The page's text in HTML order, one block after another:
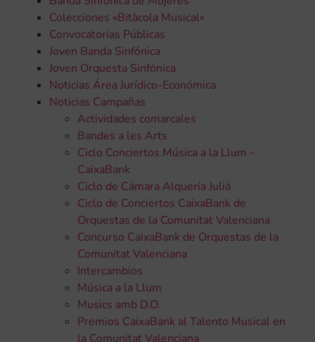
Colecciones «Bitàcola Musical»
Convocatorias Públicas
Joven Banda Sinfónica
Joven Orquesta Sinfónica
Noticias Área Jurídico-Económica
Noticias Campañas
Actividades comarcales
Bandes a les Arts
Ciclo Conciertos Música a la Llum –
CaixaBank
Ciclo de Cámara Alquería Julià
Ciclo de Conciertos CaixaBank de
Orquestas de la Comunitat Valenciana
Concurso CaixaBank de Orquestas de la
Comunitat Valenciana
Intercambios
Música a la Llum
Musics amb D.O.
Premios CaixaBank al Talento Musical en
la Comunitat Valenciana